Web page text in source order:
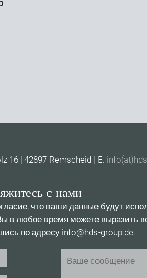
16 | 42897 Remscheid | E.
с нами
что ваши данные будут
в любое время можете выразить
по адресу info@hds-group.de.